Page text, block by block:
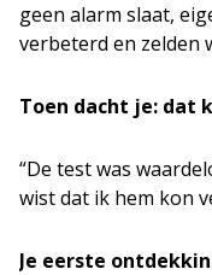
geen alarm slaat,
verbeterd en zelden
Toen dacht je: dat
“De test was
wist dat ik hem kon
Je eerste